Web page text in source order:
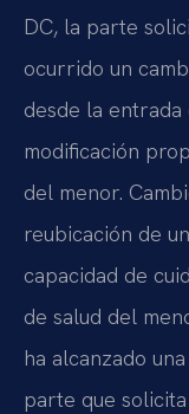
DC, la parte
ocurrido un
desde la
modificación
del menor.
reubicación de
capacidad de
de salud del
ha alcanzado
parte que